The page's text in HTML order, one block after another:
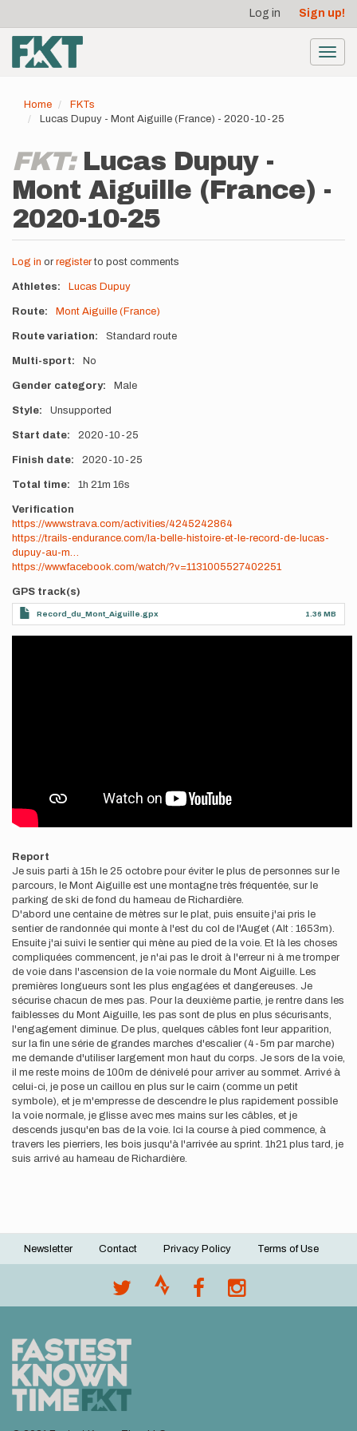
main
content
account
menu
Log in Sign up!
Home
FKTs
Lucas Dupuy - Mont Aiguille (France) - 2020-10-25
FKT: Lucas Dupuy -
Mont Aiguille (France) -
2020-10-25
Log in or registerto post comments
Athletes Lucas Dupuy
Route Mont Aiguille (France)
Route variation Standard route
Multi-sport No
Gender category Male
Style Unsupported
Start date 2020-10-25
Finish date 2020-10-25
Total time 1h 21m 16s
Verification
https://www.strava.com/activities/4245242864
https://trails-endurance.com/la-belle-histoire-et-le-record-de-lucas-
dupuy-au-m…
https://www.facebook.com/watch/?v=1131005527402251
GPS track(s)
Record_du_Mont_Aiguille.gpx 1.36 MB
Report
Je suis parti à 15h le 25 octobre pour éviter le plus de personnes sur le
parcours, le Mont Aiguille est une montagne très fréquentée, sur le
parking de ski de fond du hameau de Richardière.
D'abord une centaine de mètres sur le plat, puis ensuite j'ai pris le
sentier de randonnée qui monte à l'est du col de l'Auget (Alt : 1653m).
Ensuite j'ai suivi le sentier qui mène au pied de la voie. Et là les choses
compliquées commencent, je n'ai pas le droit à l'erreur ni à me tromper
de voie dans l'ascension de la voie normale du Mont Aiguille. Les
premières longueurs sont les plus engagées et dangereuses. Je
sécurise chacun de mes pas. Pour la deuxième partie, je rentre dans les
faiblesses du Mont Aiguille, les pas sont de plus en plus sécurisants,
l'engagement diminue. De plus, quelques câbles font leur apparition,
sur la fin une série de grandes marches d'escalier (4-5m par marche)
me demande d'utiliser largement mon haut du corps. Je sors de la voie,
il me reste moins de 100m de dénivelé pour arriver au sommet. Arrivé à
celui-ci, je pose un caillou en plus sur le cairn (comme un petit
symbole), et je m'empresse de descendre le plus rapidement possible
la voie normale, je glisse avec mes mains sur les câbles, et je
descends jusqu'en bas de la voie. Ici la course à pied commence, à
travers les pierriers, les bois jusqu'à l'arrivée au sprint. 1h21 plus tard, je
suis arrivé au hameau de Richardière.
Footer
Newsletter Contact Privacy Policy Terms of Use